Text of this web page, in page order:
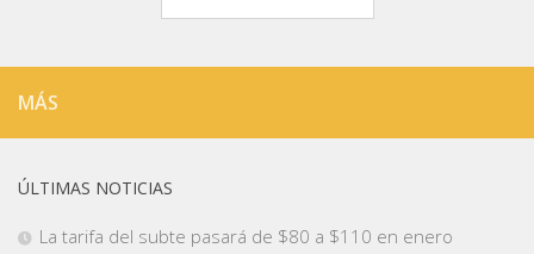
MÁS
ÚLTIMAS NOTICIAS
La tarifa del subte pasará de $80 a $110 en enero